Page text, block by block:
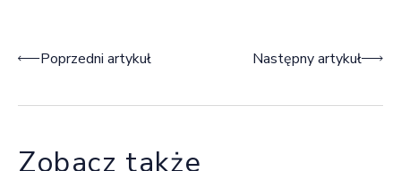
Nawigacja wpisu
Poprzedni artykuł Następny artykuł
Zobacz także